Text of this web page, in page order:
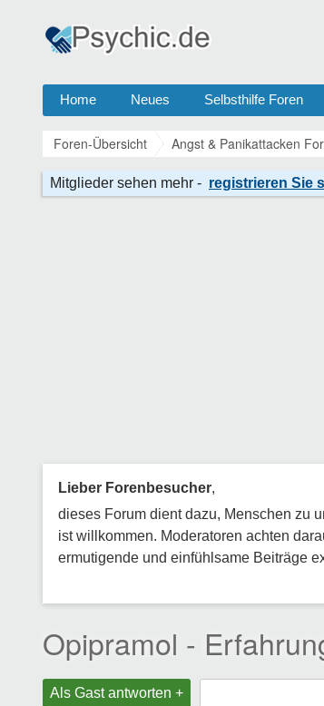
Home Neues Selbsthilfe Foren
Foren-Übersicht Angst & Panikattacken
Lieber Forenbesucher,
dieses Forum dient dazu, Menschen zu
ist willkommen. Moderatoren achten
ermutigende und einfühlsame Beiträge
Opipramol -
Als Gast antworten +